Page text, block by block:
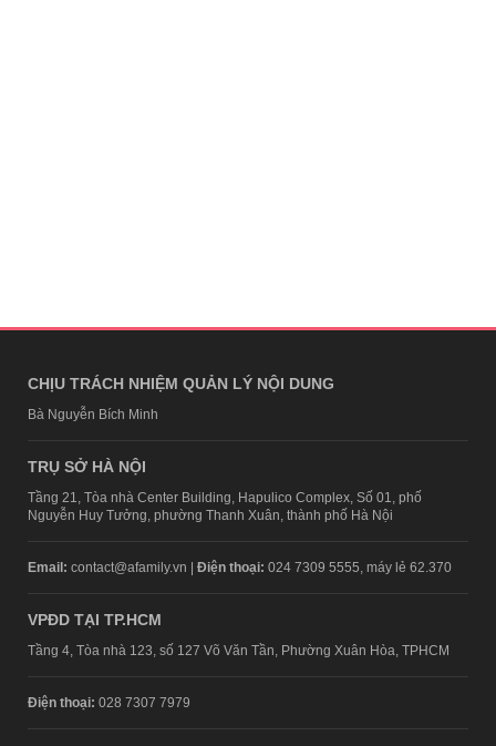
CHỊU TRÁCH NHIỆM QUẢN LÝ NỘI DUNG
Bà Nguyễn Bích Minh
TRỤ SỞ HÀ NỘI
Tầng 21, Tòa nhà Center Building, Hapulico Complex, Số 01, phố
Nguyễn Huy Tưởng, phường Thanh Xuân, thành phố Hà Nội
Email: contact@afamily.vn | Điện thoại: 024 7309 5555, máy lẻ 62.370
VPĐD TẠI TP.HCM
Tầng 4, Tòa nhà 123, số 127 Võ Văn Tần, Phường Xuân Hòa, TPHCM
Điện thoại: 028 7307 7979